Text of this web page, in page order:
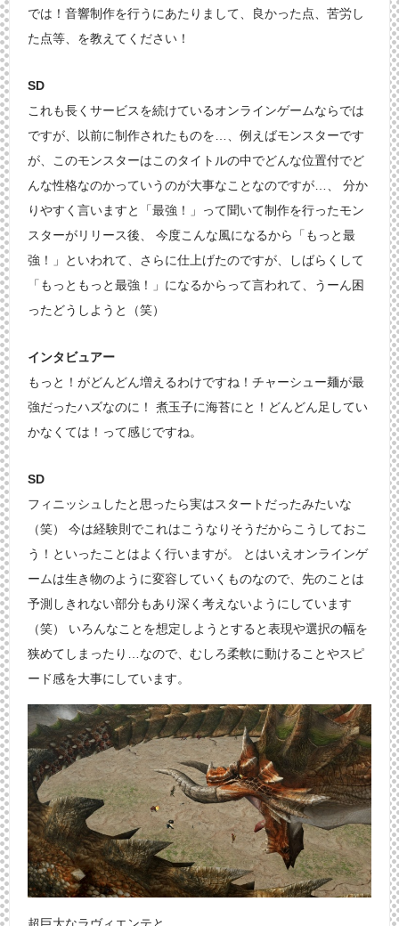
では！音響制作を行うにあたりまして、良かった点、苦労し
た点等、を教えてください！
SD
これも長くサービスを続けているオンラインゲームならでは
ですが、以前に制作されたものを…、例えばモンスターです
が、このモンスターはこのタイトルの中でどんな位置付でど
んな性格なのかっていうのが大事なことなのですが…、 分か
りやすく言いますと「最強！」って聞いて制作を行ったモン
スターがリリース後、 今度こんな風になるから「もっと最
強！」といわれて、さらに仕上げたのですが、しばらくして
「もっともっと最強！」になるからって言われて、うーん困
ったどうしようと（笑）
インタビュアー
もっと！がどんどん増えるわけですね！チャーシュー麺が最
強だったハズなのに！ 煮玉子に海苔にと！どんどん足してい
かなくては！って感じですね。
SD
フィニッシュしたと思ったら実はスタートだったみたいな
（笑） 今は経験則でこれはこうなりそうだからこうしておこ
う！といったことはよく行いますが。 とはいえオンラインゲ
ームは生き物のように変容していくものなので、先のことは
予測しきれない部分もあり深く考えないようにしています
（笑） いろんなことを想定しようとすると表現や選択の幅を
狭めてしまったり…なので、むしろ柔軟に動けることやスピ
ード感を大事にしています。
超巨大なラヴィエンテと。